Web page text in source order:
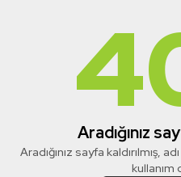
Aradığınız
Aradığınız sayfa kaldırılmış,
kullanım